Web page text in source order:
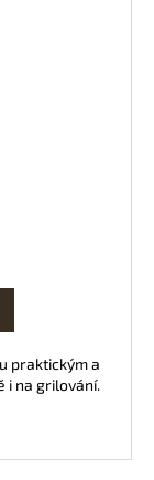
praktickým a
i na grilování.